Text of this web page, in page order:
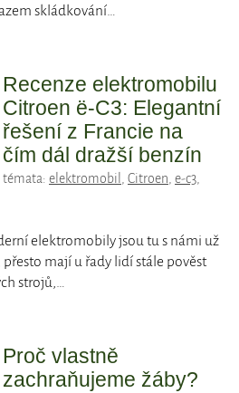
skládkování…
Recenze elektromobilu
Citroen ë-C3: Elegantní
řešení z Francie na
čím dál dražší benzín
témata: elektromobil , Citroen, e-c3,
elektromobily jsou tu s námi už
mají u řady lidí stále pověst
strojů,…
Proč vlastně
zachraňujeme žáby?